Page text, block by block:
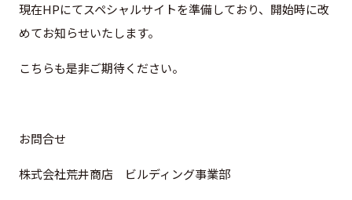
現在HPにてスペシャルサイトを準備しており、開始時に改
めてお知らせいたします。
こちらも是非ご期待ください。
お問合せ
株式会社荒井商店 ビルディング事業部